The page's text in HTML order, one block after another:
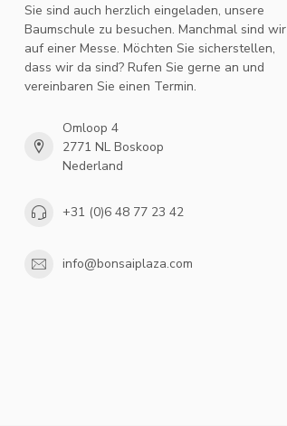
Sie sind auch herzlich eingeladen, unsere
Baumschule zu besuchen. Manchmal sind wir
auf einer Messe. Möchten Sie sicherstellen,
dass wir da sind? Rufen Sie gerne an und
vereinbaren Sie einen Termin.
Omloop 4
2771 NL Boskoop
Nederland
+31 (0)6 48 77 23 42
info@bonsaiplaza.com